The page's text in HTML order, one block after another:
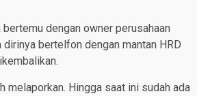
dengan owner perusahaan
bertelfon dengan mantan HRD
melaporkan. Hingga saat ini sudah ada